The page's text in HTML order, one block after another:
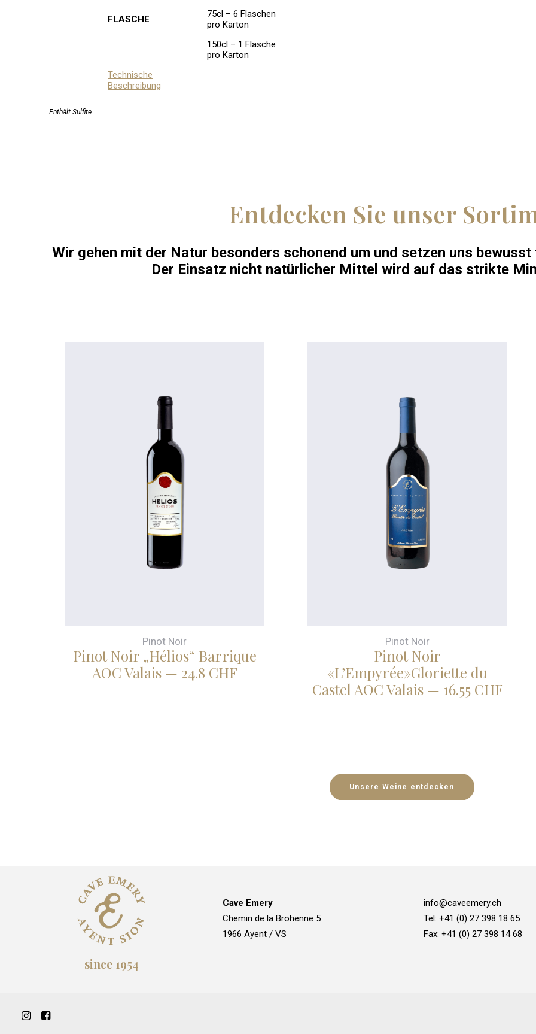
FLASCHE
75cl – 6 Flaschen
pro Karton
150cl – 1 Flasche
pro Karton
Technische
Beschreibung
Enthält Sulfite.
Entdecken Sie unser
Wir gehen mit der Natur besonders schonend um und setzen uns
Der Einsatz nicht natürlicher Mittel wird auf das strikte
Pinot Noir
Pinot Noir „Hélios“ Barrique
AOC Valais — 24.8 CHF
Pinot Noir
Pinot Noir
«L’Empyrée»Gloriette du
Castel AOC Valais — 16.55 CHF
Unsere Weine entdecken
since 1954
Cave Emery
Chemin de la Brohenne 5
1966 Ayent / VS
info@caveemery.ch
Tel: +41 (0) 27 398 18 65
Fax: +41 (0) 27 398 14 68